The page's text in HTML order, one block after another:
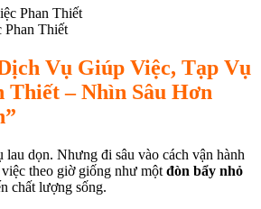
Thiết
Vụ Giúp Việc, Tạp Vụ
Thiết – Nhìn Sâu Hơn
lau dọn. Nhưng đi sâu vào cách vận hành
theo giờ giống như một đòn bẩy nhỏ
chất lượng sống.